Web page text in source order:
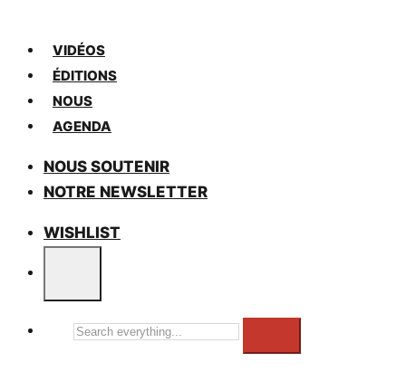
VIDÉOS
ÉDITIONS
NOUS
AGENDA
NOUS SOUTENIR
NOTRE NEWSLETTER
WISHLIST
Search